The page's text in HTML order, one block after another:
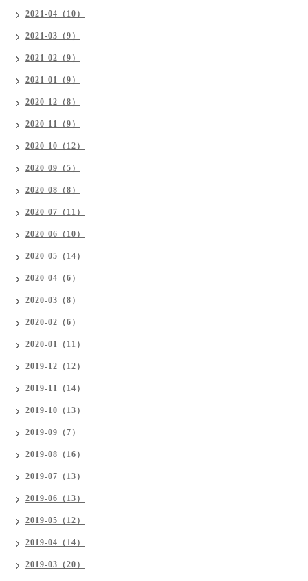
2021-04（10）
2021-03（9）
2021-02（9）
2021-01（9）
2020-12（8）
2020-11（9）
2020-10（12）
2020-09（5）
2020-08（8）
2020-07（11）
2020-06（10）
2020-05（14）
2020-04（6）
2020-03（8）
2020-02（6）
2020-01（11）
2019-12（12）
2019-11（14）
2019-10（13）
2019-09（7）
2019-08（16）
2019-07（13）
2019-06（13）
2019-05（12）
2019-04（14）
2019-03（20）